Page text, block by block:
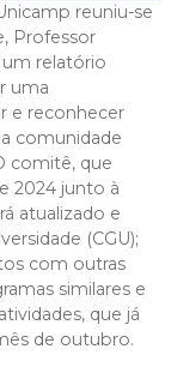
reuniu-se
Professor
um relatório
uma
e reconhecer
comunidade
comitê, que
2024 junto à
atualizado e
(CGU);
com outras
similares e
que já
de outubro.